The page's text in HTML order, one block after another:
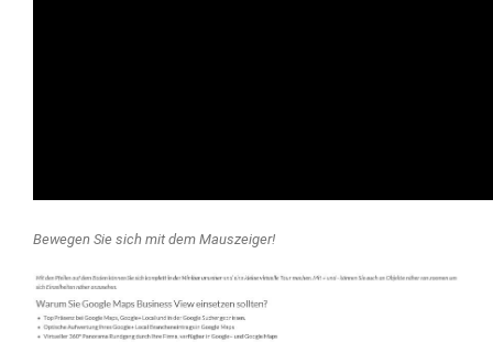
Bewegen Sie sich mit dem Mauszeiger!